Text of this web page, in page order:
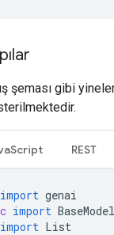
şeması gibi
REST
import genai
import BaseModel
import List